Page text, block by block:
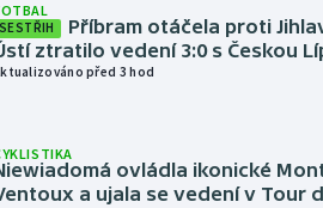
SESTŘIH
Příbram otáčela proti
ztratilo vedení 3:0 s Českou
před 3 hod
ovládla ikonické
a ujala se vedení v Tour